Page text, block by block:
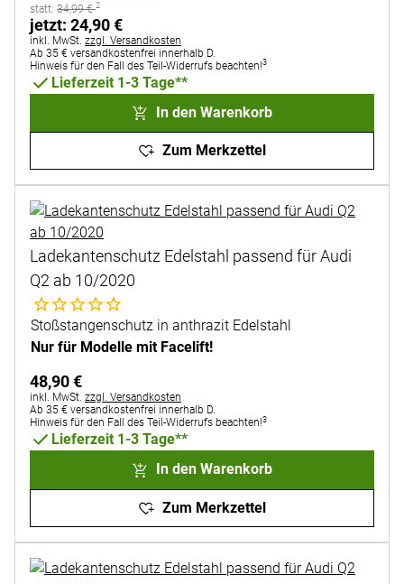
statt:
statt: 34,99€ 2
jetzt:
jetzt: 24,90€
Steuerhinweis:
inkl. MwSt. zzgl. Versandkosten
Ab 35 € versandkostenfrei innerhalb D.
Hinweis für den Fall des Teil-Widerrufs beachten!3
Lieferzeit 1-3 Tage**
In den Warenkorb
Zum Merkzettel
Ladekantenschutz Edelstahl passend für Audi
Q2 ab 10/2020
Noch keine Bewertungen abgegeben
Stoßstangenschutz in anthrazit Edelstahl
Nur für Modelle mit Facelift!
48,90€
Steuerhinweis:
inkl. MwSt. zzgl. Versandkosten
Ab 35 € versandkostenfrei innerhalb D.
Hinweis für den Fall des Teil-Widerrufs beachten!3
Lieferzeit 1-3 Tage**
In den Warenkorb
Zum Merkzettel